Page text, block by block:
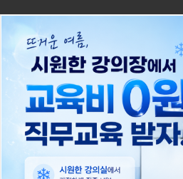
펼쳐두기